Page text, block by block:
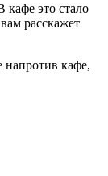
кафе это стало
расскажет
напротив кафе,